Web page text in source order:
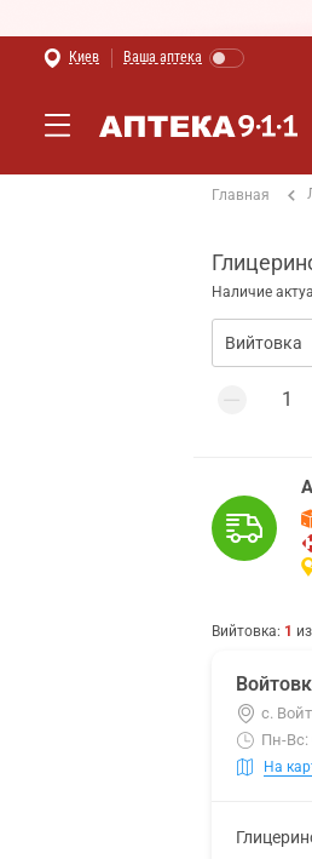
Киев Ваша аптека
Главная
Наличие
Вийтовка: 1 из
с.
Пн-Вс:
На